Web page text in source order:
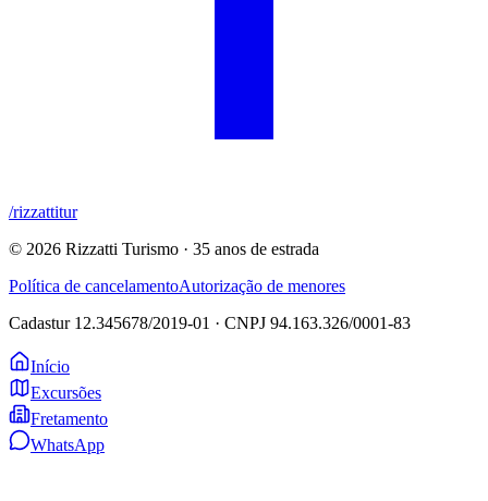
/rizzattitur
© 2026 Rizzatti Turismo · 35 anos de estrada
Política de cancelamentoAutorização de menores
Cadastur 12.345678/2019-01 · CNPJ 94.163.326/0001-83
Início
Excursões
Fretamento
WhatsApp